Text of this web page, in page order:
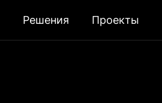
Решения Проекты